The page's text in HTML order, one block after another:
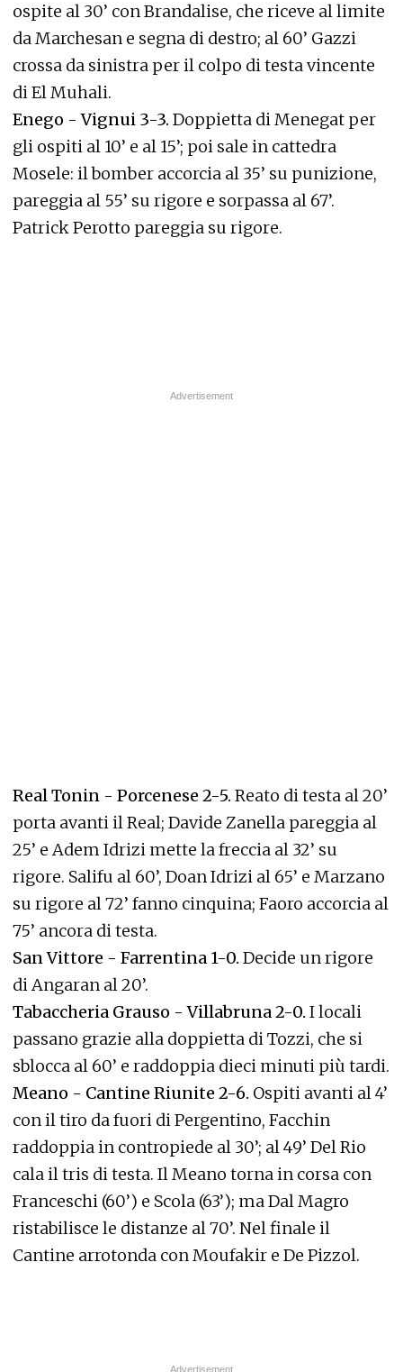
ospite al 30’ con Brandalise, che riceve al limite
da Marchesan e segna di destro; al 60’ Gazzi
crossa da sinistra per il colpo di testa vincente
di El Muhali.
Enego - Vignui 3-3. Doppietta di Menegat per
gli ospiti al 10’ e al 15’; poi sale in cattedra
Mosele: il bomber accorcia al 35’ su punizione,
pareggia al 55’ su rigore e sorpassa al 67’.
Patrick Perotto pareggia su rigore.
Real Tonin - Porcenese 2-5. Reato di testa al 20’
porta avanti il Real; Davide Zanella pareggia al
25’ e Adem Idrizi mette la freccia al 32’ su
rigore. Salifu al 60’, Doan Idrizi al 65’ e Marzano
su rigore al 72’ fanno cinquina; Faoro accorcia al
75’ ancora di testa.
San Vittore - Farrentina 1-0. Decide un rigore
di Angaran al 20’.
Tabaccheria Grauso - Villabruna 2-0. I locali
passano grazie alla doppietta di Tozzi, che si
sblocca al 60’ e raddoppia dieci minuti più tardi.
Meano - Cantine Riunite 2-6. Ospiti avanti al 4’
con il tiro da fuori di Pergentino, Facchin
raddoppia in contropiede al 30’; al 49’ Del Rio
cala il tris di testa. Il Meano torna in corsa con
Franceschi (60’) e Scola (63’); ma Dal Magro
ristabilisce le distanze al 70’. Nel finale il
Cantine arrotonda con Moufakir e De Pizzol.